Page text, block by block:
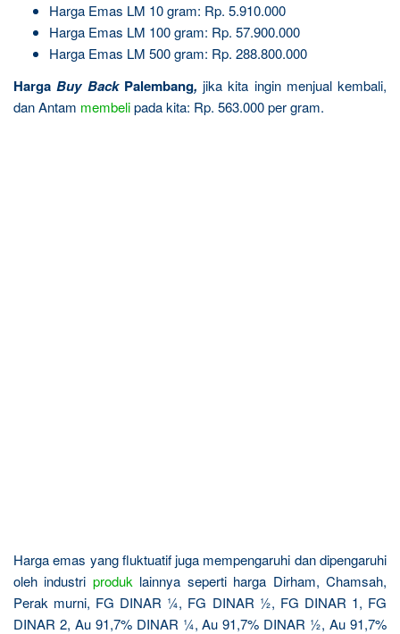
Harga Emas LM 10 gram: Rp. 5.910.000
Harga Emas LM 100 gram: Rp. 57.900.000
Harga Emas LM 500 gram: Rp. 288.800.000
HargaBuy Back Palembang, jika kita ingin menjual kembali,
dan Antam membelipada kita: Rp. 563.000 per gram.
Harga emas yang fluktuatif juga mempengaruhi dan dipengaruhi
oleh industri produk lainnya seperti harga Dirham, Chamsah,
Perak murni, FG DINAR ¼, FG DINAR ½, FG DINAR 1, FG
DINAR 2, Au 91,7% DINAR ¼, Au 91,7% DINAR ½, Au 91,7%